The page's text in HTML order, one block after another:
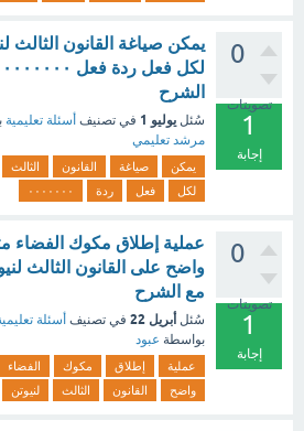
0
تصويتات
1
إجابة
يمكن صياغة القانون الثالث
الشرح
سُئل يوليو 1 في تصنيف أسئلة تعليمية
مرشد تعليمي
يمكن صياغة القانون الثالث
لكل
فعل ردة ٠٠٠٠٠٠٠
0
تصويتات
1
إجابة
عملية إطلاق مكوك الفضاء
واضح على القانون الثالث
مع الشرح
سُئل أبريل 22 في تصنيف أسئلة
بواسطة عبود
عملية إطلاق مكوك الفضاء
واضح
القانون الثالث لنيوتن